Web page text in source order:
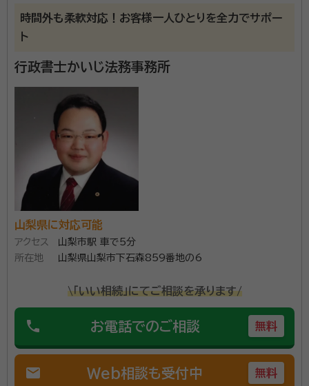
大木 進（オオギ ススム）
行政書士
面談の感想
初めての相談だったので難しいことはよくわかりませんが、内容につい
て丁寧に教えていただいたと思いました。
契約後の感想
こちらの状況などを配慮していただき、スムーズにお話を進めていただ
けたと思います。
１００人を超える相続無料相談を行い、多数の満足のお
声を頂いております。 相続を主力業務としており、山梨
で、ぜひお声かけください。 財産の分割をまとめた遺産
分割協議書の作成はもちろん、遺言等、相続手続きに関
わることならすべて承ります。
行政書士
所属団体： 山梨県行政書士会
時間外も柔軟対応！お客様一人ひとりを全力でサポー
ト
行政書士かいじ法務事務所
山梨県に対応可能
アクセス
山梨市駅 車で5分
所在地
山梨県山梨市下石森859番地の6
\「いい相続」にてご相談を承ります/
phone お電話でのご相談 無料
mail Web相談も受付中 無料